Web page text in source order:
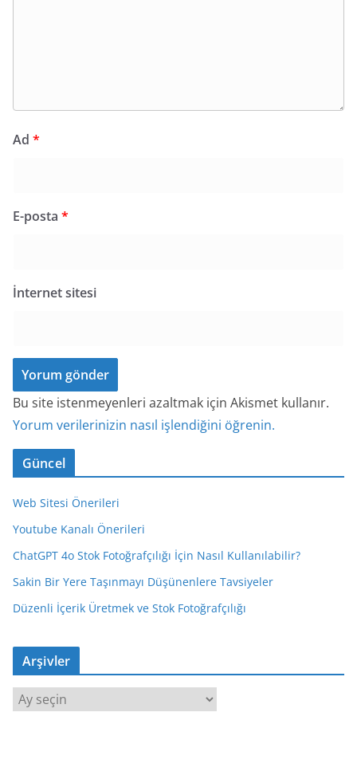
Ad *
E-posta *
İnternet sitesi
Bu site istenmeyenleri azaltmak için Akismet kullanır.
Yorum verilerinizin nasıl işlendiğini öğrenin.
Güncel
Web Sitesi Önerileri
Youtube Kanalı Önerileri
ChatGPT 4o Stok Fotoğrafçılığı İçin Nasıl Kullanılabilir?
Sakin Bir Yere Taşınmayı Düşünenlere Tavsiyeler
Düzenli İçerik Üretmek ve Stok Fotoğrafçılığı
Arşivler
r